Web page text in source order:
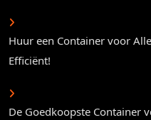
Huur een Container voor
Efficiënt!
De Goedkoopste Container